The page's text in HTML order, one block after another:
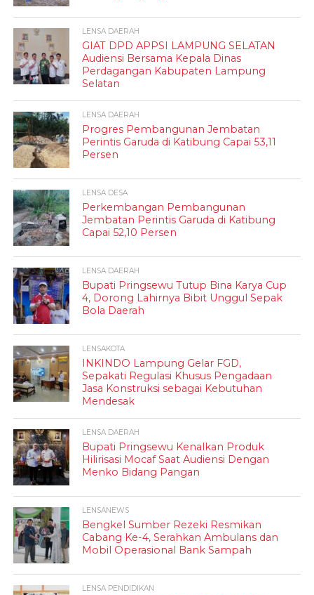
LENSA DAERAH
GIAT DPD APPSI LAMPUNG SELATAN
Audiensi Bersama Kepala Dinas
Perdagangan Kabupaten Lampung
Selatan
LENSA DAERAH
Progres Pembangunan Jembatan
Perintis Garuda di Katibung Capai 53,11
Persen
LENSA DESA
Perkembangan Pembangunan
Jembatan Perintis Garuda di Katibung
Capai 52,10 Persen
LENSA DAERAH
Bupati Pringsewu Tutup Bina Karya Cup
4, Dorong Lahirnya Bibit Unggul Sepak
Bola Daerah
LENSAKOTA
INKINDO Lampung Gelar FGD,
Sepakati Regulasi Khusus Pengadaan
Jasa Konstruksi sebagai Kebutuhan
Mendesak
LENSA DAERAH
Bupati Pringsewu Kenalkan Produk
Hilirisasi Mocaf Saat Audiensi Dengan
Menko Bidang Pangan
LENSANEWS
Bengkel Sumber Rezeki Resmikan
Cabang Ke-4, Serahkan Ambulans dan
Mobil Operasional Bank Sampah
LENSA PENDIDIKAN